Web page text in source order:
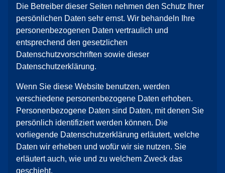
Die Betreiber dieser Seiten nehmen den Schutz Ihrer
persönlichen Daten sehr ernst. Wir behandeln Ihre
personenbezogenen Daten vertraulich und
entsprechend den gesetzlichen
Datenschutzvorschriften sowie dieser
Datenschutzerklärung.
Wenn Sie diese Website benutzen, werden
verschiedene personenbezogene Daten erhoben.
Personenbezogene Daten sind Daten, mit denen Sie
persönlich identifiziert werden können. Die
vorliegende Datenschutzerklärung erläutert, welche
Daten wir erheben und wofür wir sie nutzen. Sie
erläutert auch, wie und zu welchem Zweck das
geschieht.